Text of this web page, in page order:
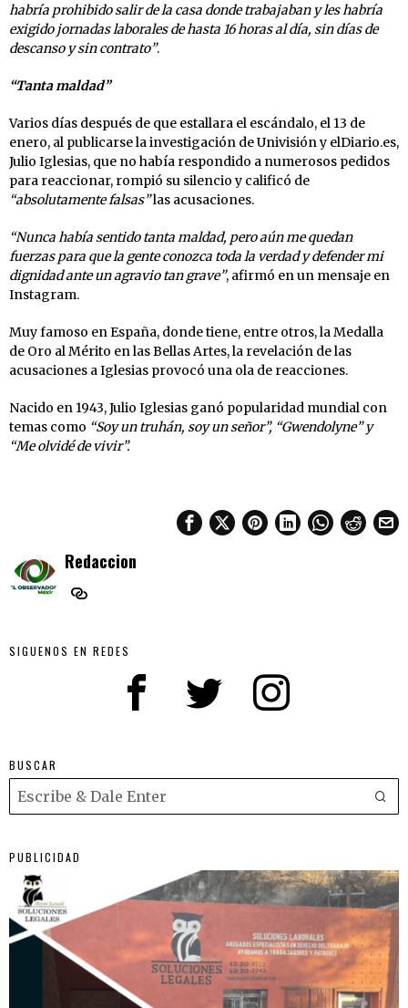
habría prohibido salir de la casa donde trabajaban y les habría
exigido jornadas laborales de hasta 16 horas al día, sin días de
descanso y sin contrato”.
“Tanta maldad”
Varios días después de que estallara el escándalo, el 13 de
enero, al publicarse la investigación de Univisión y elDiario.es,
Julio Iglesias, que no había respondido a numerosos pedidos
para reaccionar, rompió su silencio y calificó de
“absolutamente falsas”las acusaciones.
“Nunca había sentido tanta maldad, pero aún me quedan
fuerzas para que la gente conozca toda la verdad y defender mi
dignidad ante un agravio tan grave”, afirmó en un mensaje en
Instagram.
Muy famoso en España, donde tiene, entre otros, la Medalla
de Oro al Mérito en las Bellas Artes, la revelación de las
acusaciones a Iglesias provocó una ola de reacciones.
Nacido en 1943, Julio Iglesias ganó popularidad mundial con
temas como “Soy un truhán, soy un señor”, “Gwendolyne” y
“Me olvidé de vivir”.
Redaccion
SIGUENOS EN REDES
BUSCAR
PUBLICIDAD